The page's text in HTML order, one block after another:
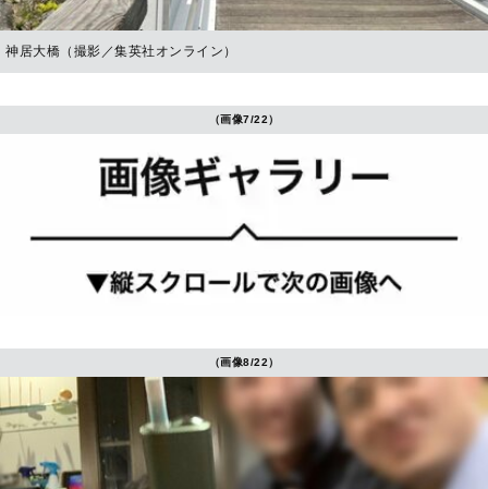
神居大橋（撮影／集英社オンライン）
（画像7/22）
（画像8/22）